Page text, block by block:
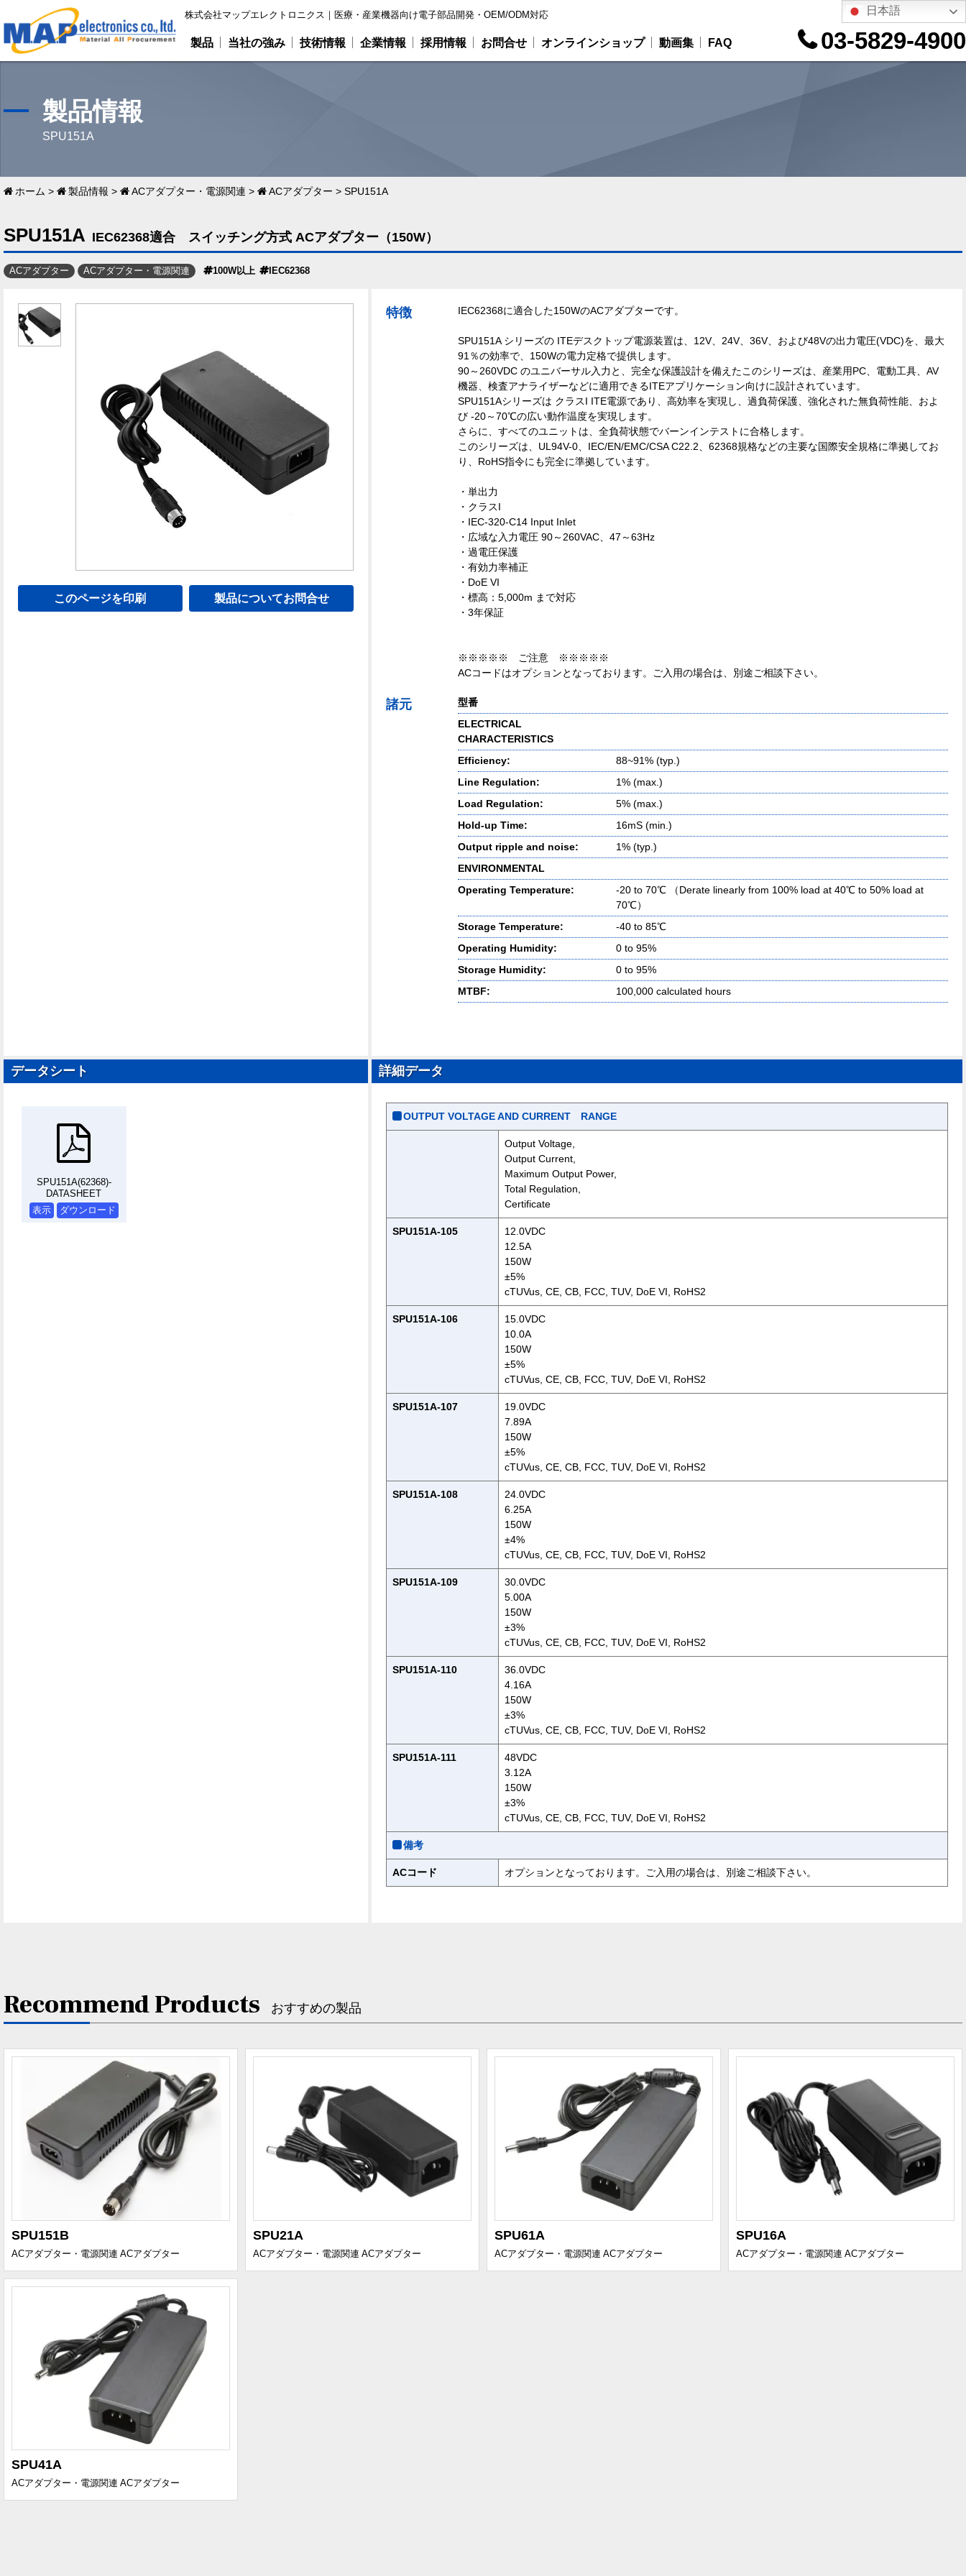
株式会社マップエレクトロニクス｜医療・産業機器向け電子部品開発・OEM/ODM対応
製品 当社の強み 技術情報 企業情報 採用情報 お問合せ オンラインショップ 動画集 FAQ
日本語
03-5829-4900
製品情報
SPU151A
ホーム > 製品情報 > ACアダプター・電源関連 > ACアダプター > SPU151A
SPU151A IEC62368適合 スイッチング方式 ACアダプター（150W）
ACアダプター ACアダプター・電源関連 100W以上 IEC62368
このページを印刷 製品についてお問合せ
特徴 IEC62368に適合した150WのACアダプターです。
SPU151A シリーズの ITEデスクトップ電源装置は、12V、24V、36V、および48Vの出力電圧(VDC)を、最大
91％の効率で、150Wの電力定格で提供します。
90～260VDC のユニバーサル入力と、完全な保護設計を備えたこのシリーズは、産業用PC、電動工具、AV
機器、検査アナライザーなどに適用できるITEアプリケーション向けに設計されています。
SPU151Aシリーズは クラスI ITE電源であり、高効率を実現し、過負荷保護、強化された無負荷性能、およ
び -20～70℃の広い動作温度を実現します。
さらに、すべてのユニットは、全負荷状態でバーンインテストに合格します。
このシリーズは、UL94V-0、IEC/EN/EMC/CSA C22.2、62368規格などの主要な国際安全規格に準拠してお
り、RoHS指令にも完全に準拠しています。
・単出力
・クラスI
・IEC-320-C14 Input Inlet
・広域な入力電圧 90～260VAC、47～63Hz
・過電圧保護
・有効力率補正
・DoE VI
・標高：5,000m まで対応
・3年保証
※※※※※ ご注意 ※※※※※
ACコードはオプションとなっております。ご入用の場合は、別途ご相談下さい。
諸元
型番
ELECTRICAL
CHARACTERISTICS
Efficiency:
88~91% (typ.)
Line Regulation:
1% (max.)
Load Regulation:
5% (max.)
Hold-up Time:
16mS (min.)
Output ripple and noise:
1% (typ.)
ENVIRONMENTAL
Operating Temperature:
-20 to 70℃ （Derate linearly from 100% load at 40℃ to 50% load at
70℃）
Storage Temperature:
-40 to 85℃
Operating Humidity:
0 to 95%
Storage Humidity:
0 to 95%
MTBF:
100,000 calculated hours
データシート
SPU151A(62368)-
DATASHEET
表示
ダウンロード
詳細データ
OUTPUT VOLTAGE AND CURRENT RANGE
Output Voltage,
Output Current,
Maximum Output Power,
Total Regulation,
Certificate
SPU151A-105
12.0VDC
12.5A
150W
±5%
cTUVus, CE, CB, FCC, TUV, DoE VI, RoHS2
SPU151A-106
15.0VDC
10.0A
150W
±5%
cTUVus, CE, CB, FCC, TUV, DoE VI, RoHS2
SPU151A-107
19.0VDC
7.89A
150W
±5%
cTUVus, CE, CB, FCC, TUV, DoE VI, RoHS2
SPU151A-108
24.0VDC
6.25A
150W
±4%
cTUVus, CE, CB, FCC, TUV, DoE VI, RoHS2
SPU151A-109
30.0VDC
5.00A
150W
±3%
cTUVus, CE, CB, FCC, TUV, DoE VI, RoHS2
SPU151A-110
36.0VDC
4.16A
150W
±3%
cTUVus, CE, CB, FCC, TUV, DoE VI, RoHS2
SPU151A-111
48VDC
3.12A
150W
±3%
cTUVus, CE, CB, FCC, TUV, DoE VI, RoHS2
備考
ACコード オプションとなっております。ご入用の場合は、別途ご相談下さい。
Recommend Products おすすめの製品
SPU151B
ACアダプター・電源関連 ACアダプター
SPU21A
ACアダプター・電源関連 ACアダプター
SPU61A
ACアダプター・電源関連 ACアダプター
SPU16A
ACアダプター・電源関連 ACアダプター
SPU41A
ACアダプター・電源関連 ACアダプター